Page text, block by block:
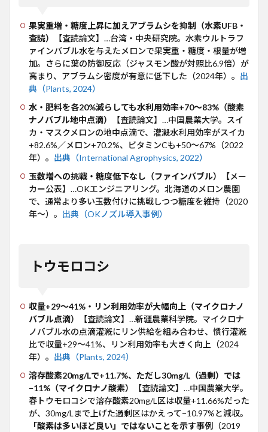
果実重増・糖度上昇に加えアブラムシを抑制（水素UFB・
査読）
【査読論文】…台湾・中央研究院。水素ウルトラフ
ァインバブル水を与えたメロンで果実重・糖度・根量が増
加。さらに葉の防御反応（ジャスモン酸が対照比6.9倍）が
高まり、アブラムシ密度が有意に低下した（2024年）。 出
典（Plants, 2024）
水・肥料を各20%減らしても水利用効率+70〜83%（酸素
ナノバブル地中点滴）
【査読論文】…中国農業大学。スイ
カ・マスクメロンの地中点滴で、灌漑水利用効率がスイカ
+82.6%／メロン+70.2%、ビタミンCも+50〜67%（2022
年）。 出典（International Agrophysics, 2022）
玉数増への挑戦・糖度低下なし（ファインバブル）
【メー
カー公表】…OKエンジニアリング。北海道のメロン農園
で、通常より多い玉数付けに挑戦しつつ糖度を維持（2020
年〜）。 出典（OKノズル導入事例）
トウモロコシ
収量+29〜41%・リン利用効率が大幅向上（マイクロナノ
バブル点滴）
【査読論文】…新疆農業科学院。マイクロナ
ノバブル水の点滴灌漑にリン供給を組み合わせ、慣行灌漑
比で収量+29〜41%、リン利用効率も大きく向上（2024
年）。 出典（Plants, 2024）
溶存酸素20mg/Lで+11.7%、ただし30mg/L（過剰）では
−11%（マイクロナノ酸素）
【査読論文】…中国農業大学。
春トウモロコシで溶存酸素20mg/L区は収量+11.66%だった
が、30mg/Lまで上げた過剰区はかえって−10.97%と減収。
「酸素は多いほど良い」ではないことを示す事例
（2019